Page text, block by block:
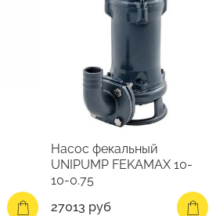
Насос фекальный
UNIPUMP FEKAMAX 10-
10-0.75
27013 руб